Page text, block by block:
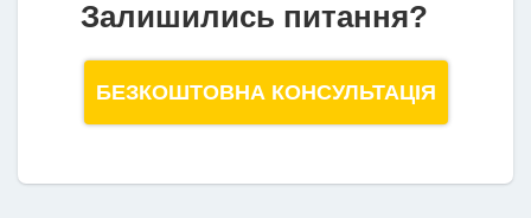
Залишились питання?
БЕЗКОШТОВНА КОНСУЛЬТАЦІЯ